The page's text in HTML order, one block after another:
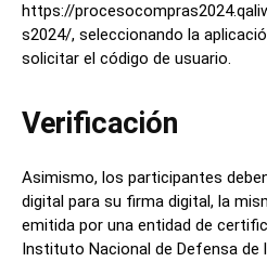
https://
s2024/, seleccionando la
solicitar el código de usuario.
Verificación
Asimismo, los participantes
digital para su firma digital, la
emitida por una entidad de
Instituto Nacional de Defensa de